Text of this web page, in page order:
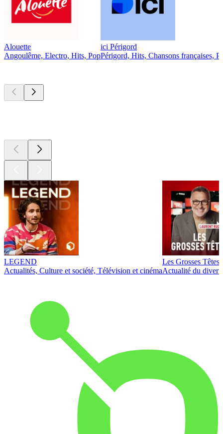
Alouette
Angoulême, Electro, Hits, Pop
ici Périgord
Périgord, Hits, Chansons françaises,
LEGEND
Actualités, Culture et société, Télévision et cinéma
Les Grosses Têtes
Actualité du